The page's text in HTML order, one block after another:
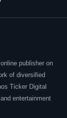
publisher on
of diversified
Ticker Digital
entertainment